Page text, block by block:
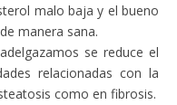
malo baja y el bueno
manera sana.
se reduce el
relacionadas con la
como en fibrosis.